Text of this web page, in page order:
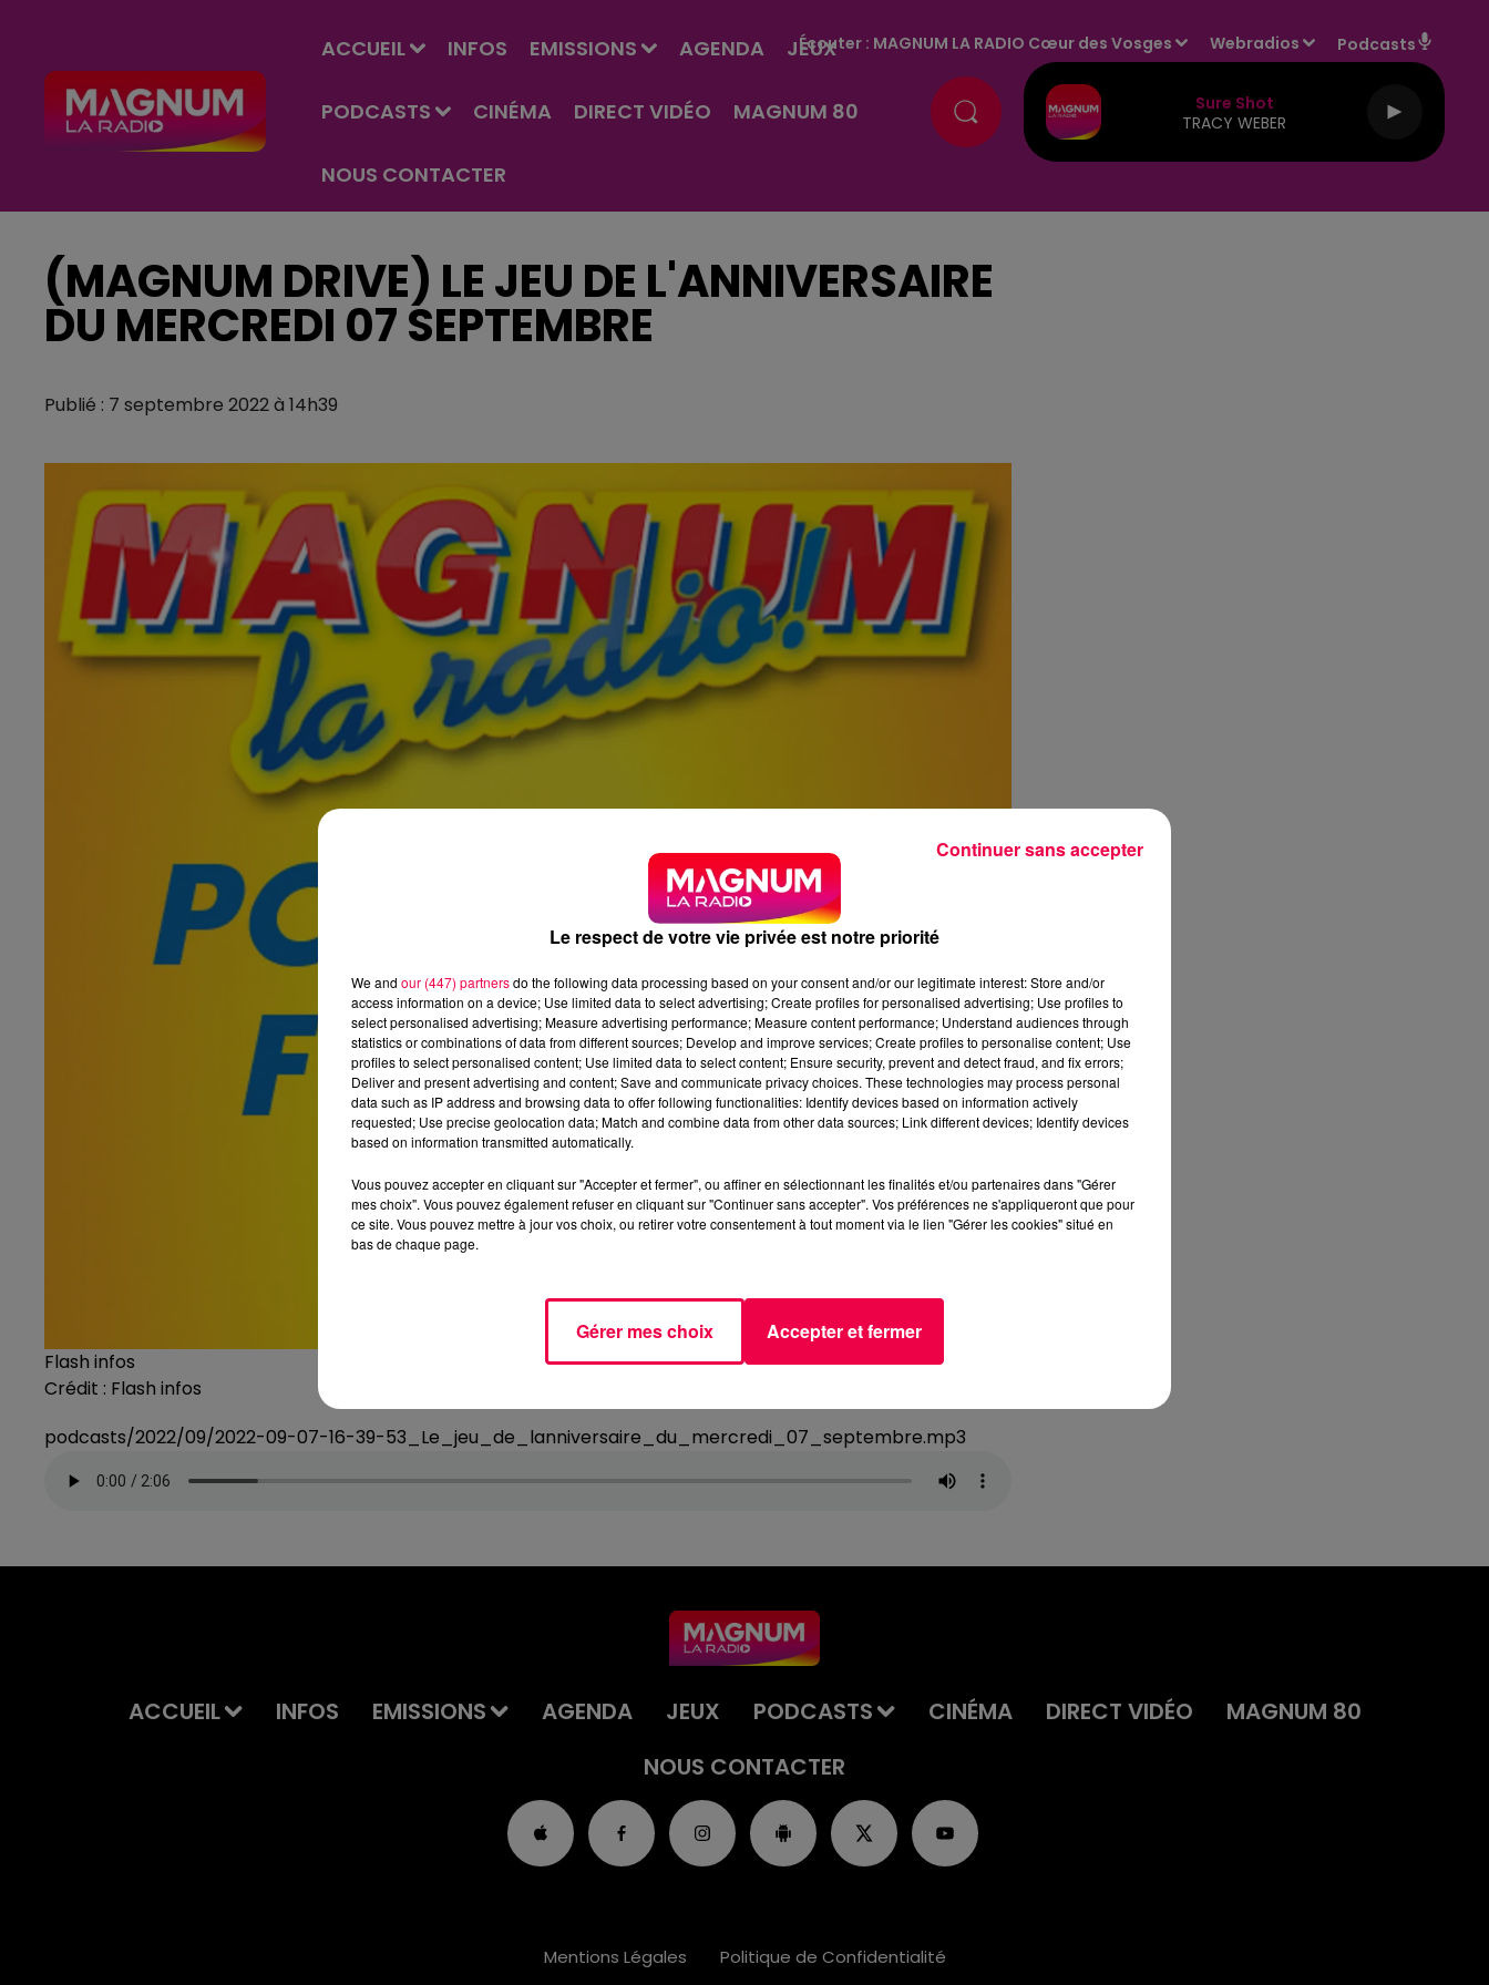
ACCUEIL INFOS EMISSIONS AGENDA JEUX
PODCASTS CINÉMA DIRECT VIDÉO MAGNUM 80
NOUS CONTACTER
Écouter : MAGNUM LA RADIO Cœur des Vosges Webradios Podcasts
Sure Shot
TRACY WEBER
(MAGNUM DRIVE) LE JEU DE L'ANNIVERSAIRE
DU MERCREDI 07 SEPTEMBRE
Publié : 7 septembre 2022 à 14h39
Flash infos
Crédit : Flash infos
podcasts/2022/09/2022-09-07-16-39-53_Le_jeu_de_lanniversaire_du_mercredi_07_septembre.mp3
ACCUEIL INFOS EMISSIONS AGENDA JEUX PODCASTS CINÉMA DIRECT VIDÉO
MAGNUM 80
NOUS CONTACTER
Mentions Légales Politique de Confidentialité
Le respect de votre vie privée est notre priorité
We and our (447) partnersdo the following data processing based on your consent and/or our legitimate interest: Store and/or
access information on a device; Use limited data to select advertising; Create profiles for personalised advertising; Use profiles to
select personalised advertising; Measure advertising performance; Measure content performance; Understand audiences through
statistics or combinations of data from different sources; Develop and improve services; Create profiles to personalise content; Use
profiles to select personalised content; Use limited data to select content; Ensure security, prevent and detect fraud, and fix errors;
Deliver and present advertising and content; Save and communicate privacy choices. These technologies may process personal
data such as IP address and browsing data to offer following functionalities: Identify devices based on information actively
requested; Use precise geolocation data; Match and combine data from other data sources; Link different devices; Identify devices
based on information transmitted automatically.
Vous pouvez accepter en cliquant sur "Accepter et fermer", ou affiner en sélectionnant les finalités et/ou partenaires dans "Gérer
mes choix". Vous pouvez également refuser en cliquant sur "Continuer sans accepter". Vos préférences ne s'appliqueront que pour
ce site. Vous pouvez mettre à jour vos choix, ou retirer votre consentement à tout moment via le lien "Gérer les cookies" situé en
bas de chaque page.
Gérer mes choix Accepter et fermer
Continuer sans accepter